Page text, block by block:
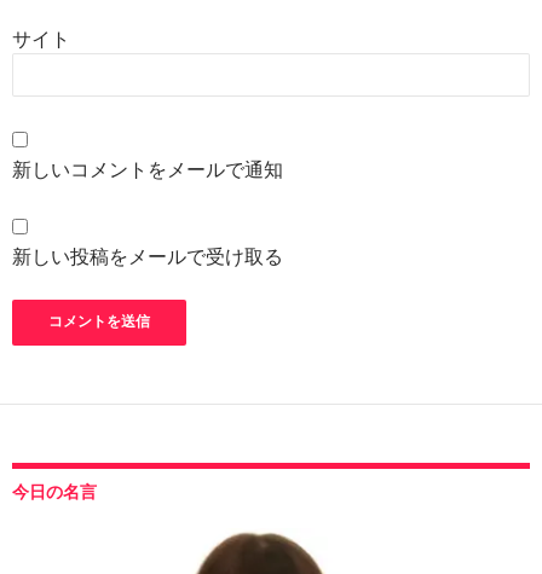
サイト
新しいコメントをメールで通知
新しい投稿をメールで受け取る
今日の名言